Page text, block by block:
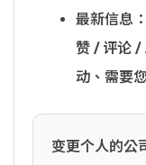
最新信息
赞 / 评论 /
动、需要
变更个人的公